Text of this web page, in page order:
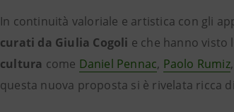
In continuità valoriale e artistica con gli
curati da Giulia Cogoli e che hanno visto
cultura come Daniel Pennac, Paolo Rumiz,
questa nuova proposta si è rivelata ricca